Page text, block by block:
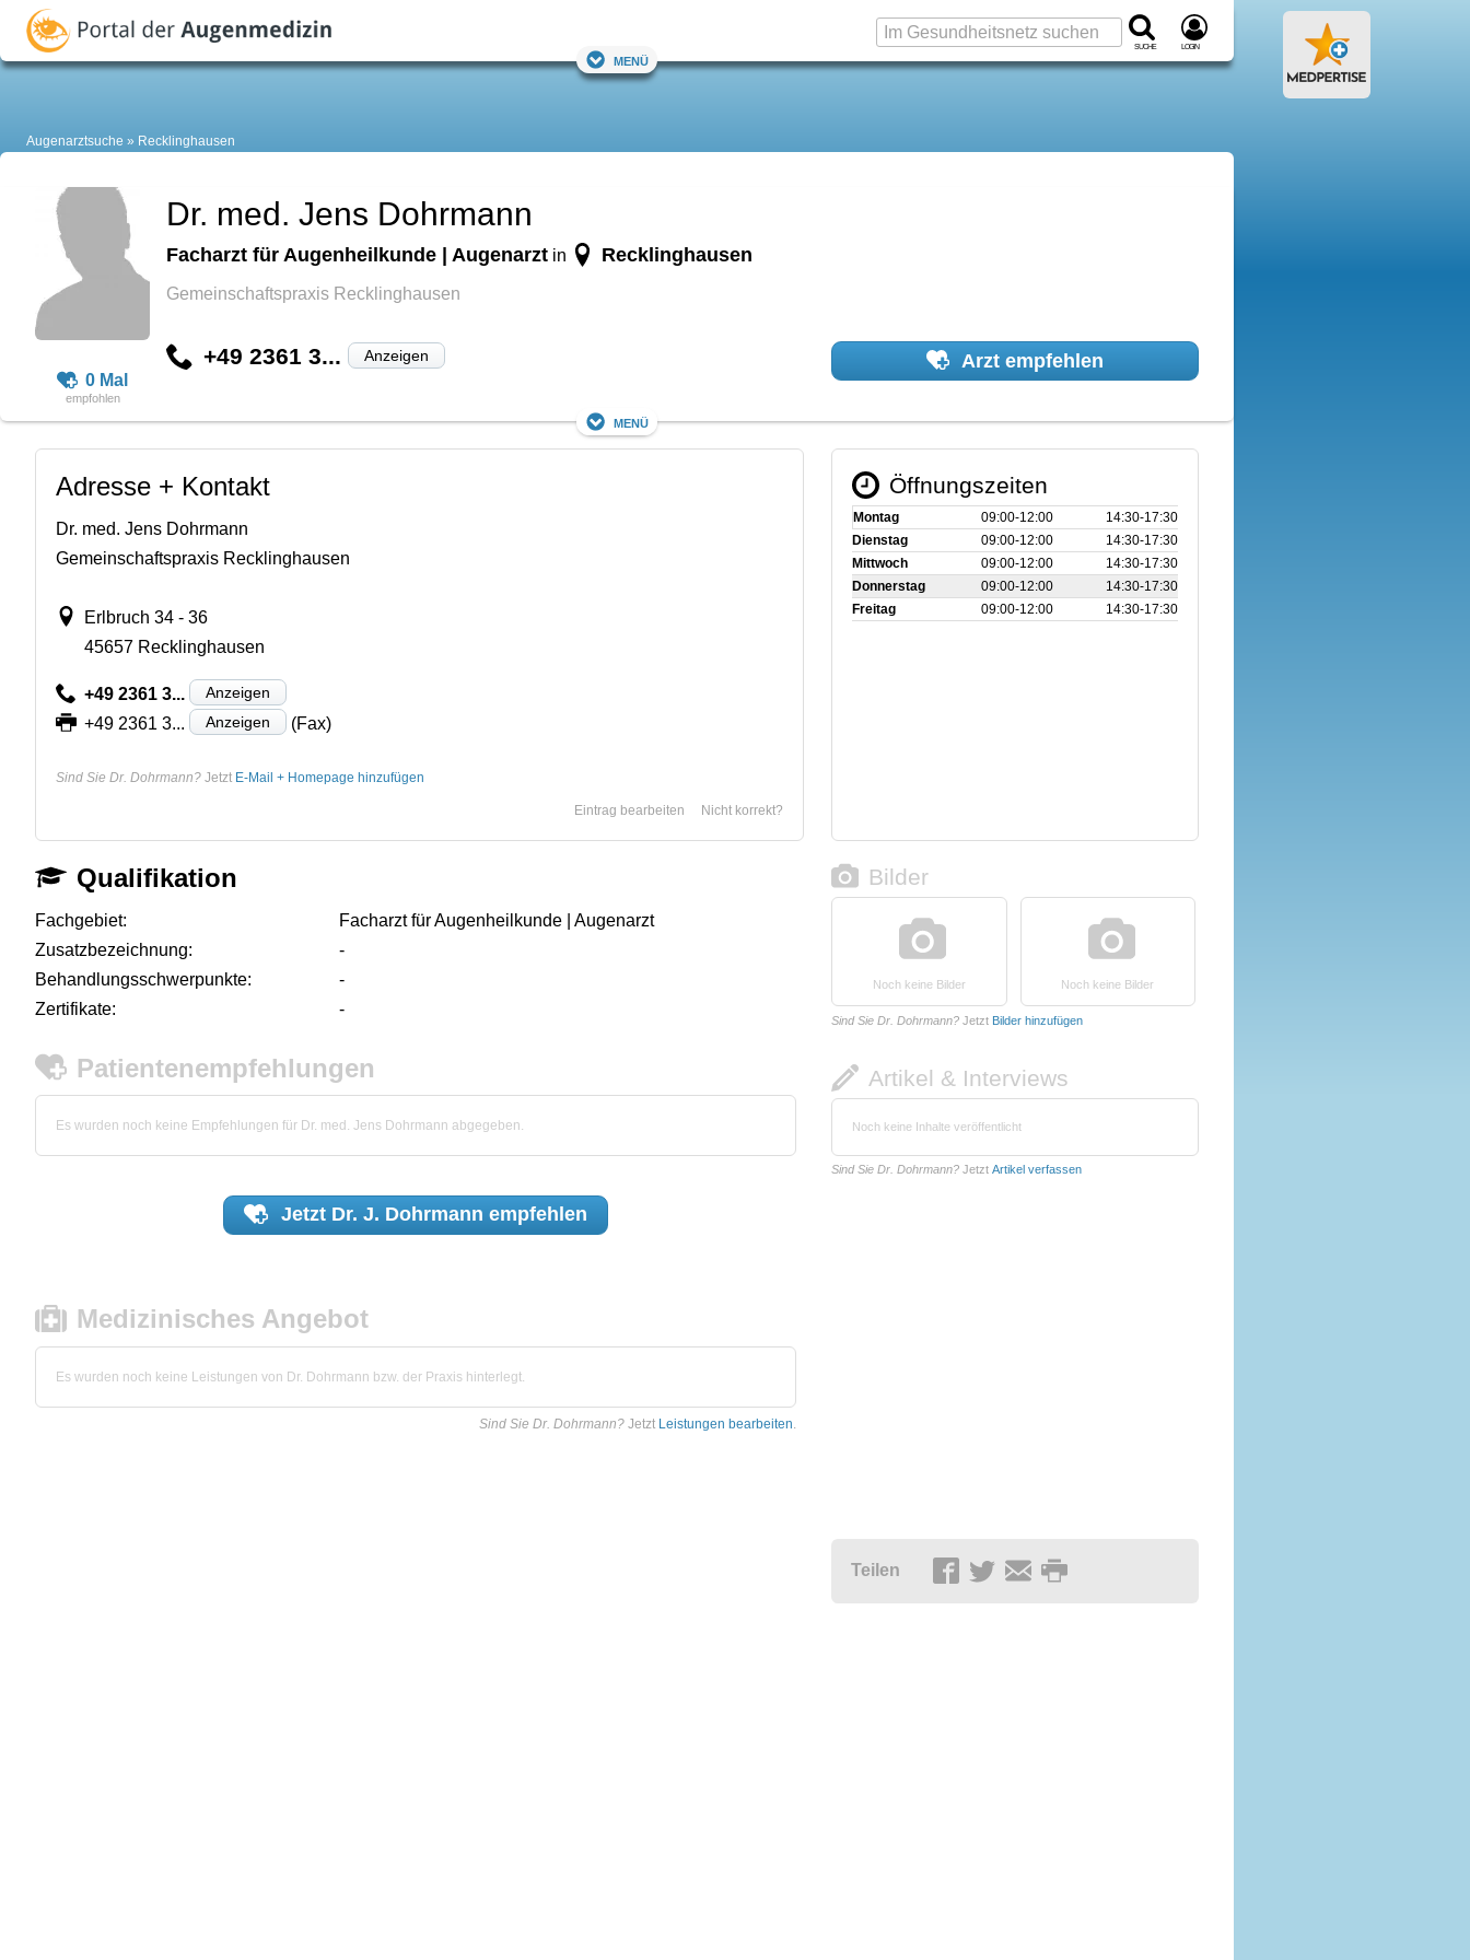
Suche Login
Menü
Augenarztsuche Recklinghausen
0 Mal
Dr. med. Jens Dohrmann
Facharzt für Augenheilkunde | Augenarzt in Recklinghausen
Gemeinschaftspraxis Recklinghausen
+49 2361 3... Anzeigen Arzt empfehlen
Menü
Adresse + Kontakt
Dr. med. Jens Dohrmann
Gemeinschaftspraxis Recklinghausen
Erlbruch 34 - 36
45657 Recklinghausen
+49 2361 3... Anzeigen
+49 2361 3... Anzeigen (Fax)
Sind Sie Dr. Dohrmann? Jetzt E-Mail + Homepage hinzufügen
Nicht korrekt?
Eintrag bearbeiten
Öffnungszeiten
Montag 09:00‑12:00
14:30‑17:30
Dienstag
09:00‑12:00
14:30‑17:30
Mittwoch
09:00‑12:00
14:30‑17:30
Donnerstag
09:00‑12:00
14:30‑17:30
Freitag
09:00‑12:00 14:30‑17:30
Qualifikation
Fachgebiet:
Facharzt für Augenheilkunde | Augenarzt
Zusatzbezeichnung:
-
Behandlungsschwerpunkte:
-
Zertifikate:
-
Patientenempfehlungen
Es wurden noch keine Empfehlungen für Dr. med. Jens Dohrmann abgegeben.
Jetzt Dr. J. Dohrmann empfehlen
Medizinisches Angebot
Es wurden noch keine Leistungen von Dr. Dohrmann bzw. der Praxis hinterlegt.
Sind Sie Dr. Dohrmann? Jetzt Leistungen bearbeiten.
Bilder
Noch keine Bilder Noch keine Bilder
Sind Sie Dr. Dohrmann? Jetzt Bilder hinzufügen
Artikel & Interviews
Noch keine Inhalte veröffentlicht
Sind Sie Dr. Dohrmann? Jetzt Artikel verfassen
Teilen